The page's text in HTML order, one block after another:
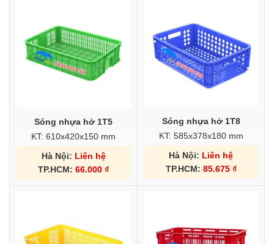
Sóng nhựa hở 1T5
KT: 610x420x150 mm
Hà Nội: Liên hệ
TP.HCM: 66.000 ₫
Sóng nhựa hở 1T8
KT: 585x378x180 mm
Hà Nội: Liên hệ
TP.HCM: 85.675 ₫